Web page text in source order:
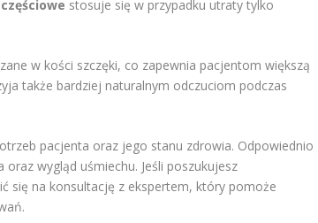
stosuje się w przypadku utraty tylko
w kości szczęki, co zapewnia pacjentom większą
także bardziej naturalnym odczuciom podczas
pacjenta oraz jego stanu zdrowia. Odpowiednio
wygląd uśmiechu. Jeśli poszukujesz
się na konsultację z ekspertem, który pomoże